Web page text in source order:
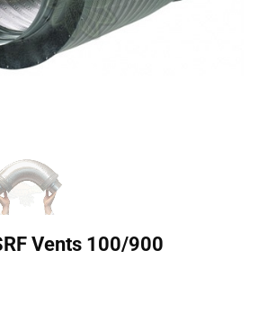
Vents 100/900